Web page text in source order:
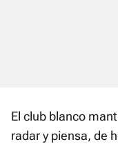
El club blanco
radar y piensa, de